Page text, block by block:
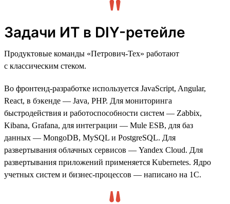
Задачи ИТ в DIY-ретейле
Продуктовые команды «Петрович-Тех» работают
с классическим стеком.
Во фронтенд-разработке используется JavaScript, Angular,
React, в бэкенде — Java, PHP. Для мониторинга
быстродействия и работоспособности систем — Zabbix,
Kibana, Grafana, для интеграции — Mule ESB, для баз
данных — MongoDB, MySQL и PostgreSQL. Для
развертывания облачных сервисов — Yandex Cloud. Для
развертывания приложений применяется Kubernetes. Ядро
учетных систем и бизнес-процессов — написано на 1С.